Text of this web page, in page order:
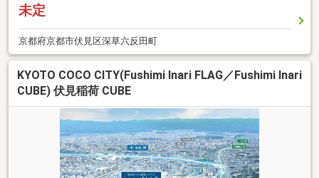
未定
京都府京都市伏見区深草六反田町
KYOTO COCO CITY(Fushimi Inari FLAG／Fushimi Inari
CUBE) 伏見稲荷 CUBE